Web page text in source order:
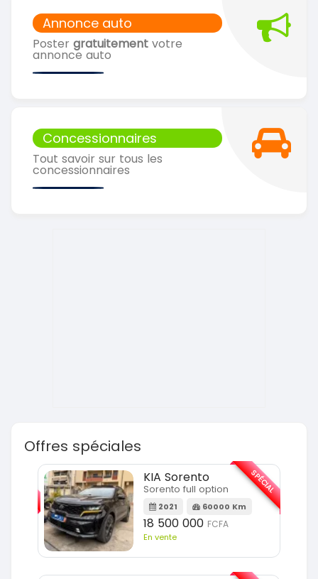
Annonce auto
Poster gratuitement votre
annonce auto
Concessionnaires
Tout savoir sur tous les
concessionnaires
Offres spéciales
KIA Sorento
Sorento full option
2021 60000 Km
18 500 000 FCFA
En vente
SPÉCIAL